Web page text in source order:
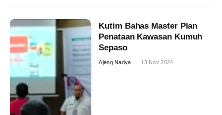
Kutim Bahas Master Plan
Penataan Kawasan Kumuh
Sepaso
Ajeng Nadya 13 Nov 2024